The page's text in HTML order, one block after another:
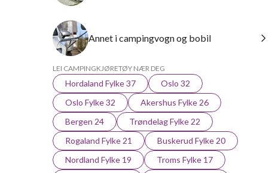
Annet i campingvogn og bobil
LEI CAMPINGKJØRETØY NÆR DEG
Hordaland Fylke 37
Oslo 32
Oslo Fylke 32
Akershus Fylke 26
Bergen 24
Trøndelag Fylke 22
Rogaland Fylke 21
Buskerud Fylke 20
Nordland Fylke 19
Troms Fylke 17